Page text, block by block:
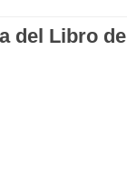
del Libro de